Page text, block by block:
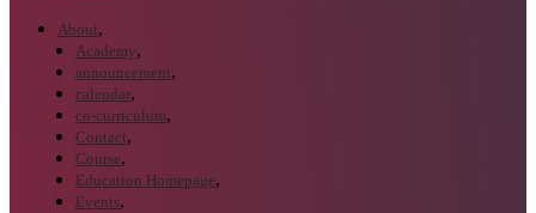
About
Academy
announcement
calendar
co-curriculum
Contact
Course
Education Homepage
Events